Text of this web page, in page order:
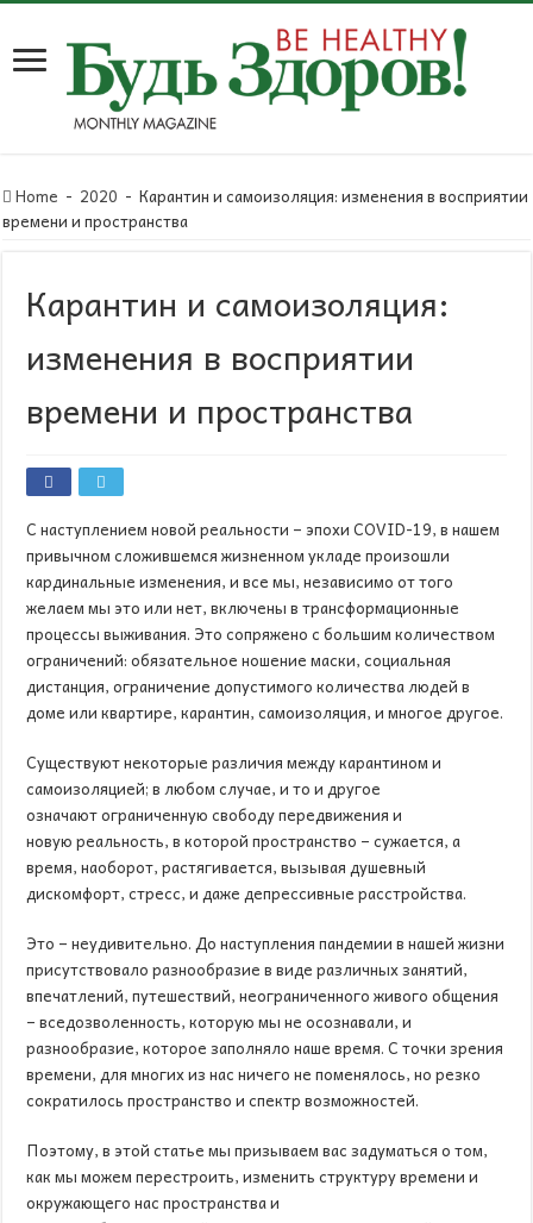
Home - 2020 - Карантин и самоизоляция: изменения в восприятии
времени и пространства
Карантин и самоизоляция:
изменения в восприятии
времени и пространства
С наступлением новой реальности – эпохи COVID-19, в нашем
привычном сложившемся жизненном укладе произошли
кардинальные изменения, и все мы, независимо от того
желаем мы это или нет, включены в трансформационные
процессы выживания. Это сопряжено с большим количеством
ограничений: обязательное ношение маски, социальная
дистанция, ограничение допустимого количества людей в
доме или квартире, карантин, самоизоляция, и многое другое.
Существуют некоторые различия между карантином и
самоизоляцией; в любом случае, и то и другое
означают ограниченную свободу передвижения и
новую реальность, в которой пространство – сужается, а
время, наоборот, растягивается, вызывая душевный
дискомфорт, стресс, и даже депрессивные расстройства.
Это – неудивительно. До наступления пандемии в нашей жизни
присутствовало разнообразие в виде различных занятий,
впечатлений, путешествий, неограниченного живого общения
– вседозволенность, которую мы не осознавали, и
разнообразие, которое заполняло наше время. С точки зрения
времени, для многих из нас ничего не поменялось, но резко
сократилось пространство и спектр возможностей.
Поэтому, в этой статье мы призываем вас задуматься о том,
как мы можем перестроить, изменить структуру времени и
окружающего нас пространства и